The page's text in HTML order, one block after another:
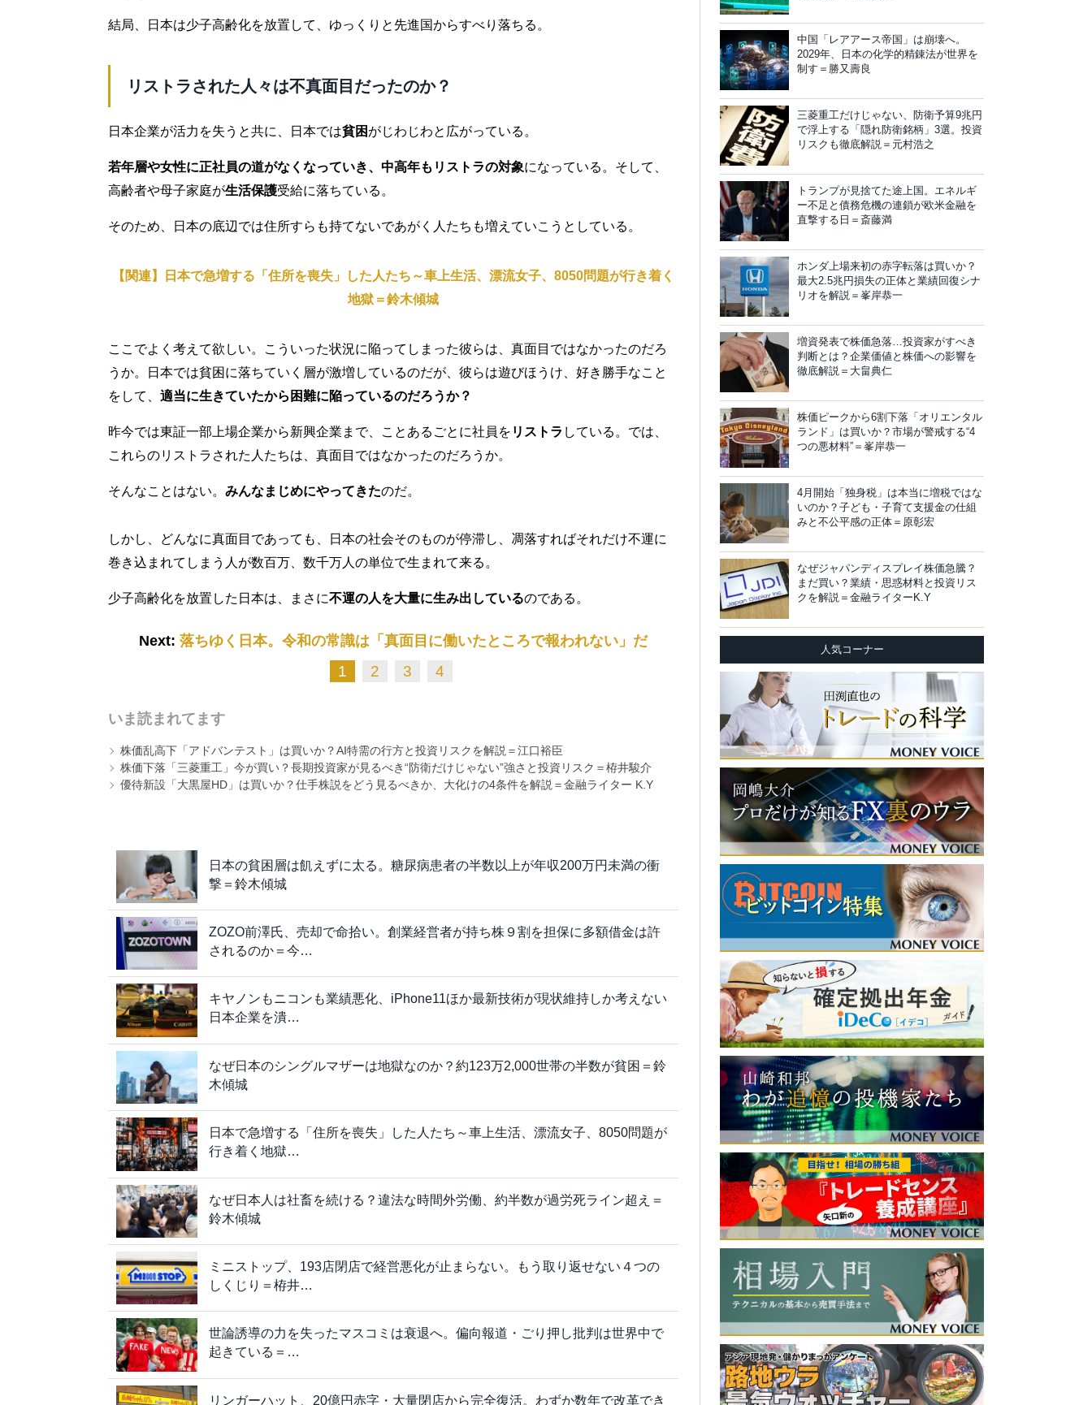
結局、日本は少子高齢化を放置して、ゆっくりと先進国からすべり落ちる。
リストラされた人々は不真面目だったのか？
日本企業が活力を失うと共に、日本では貧困がじわじわと広がっている。
若年層や女性に正社員の道がなくなっていき、中高年もリストラの対象になっている。そして、
高齢者や母子家庭が生活保護受給に落ちている。
そのため、日本の底辺では住所すらも持てないであがく人たちも増えていこうとしている。
【関連】日本で急増する「住所を喪失」した人たち～車上生活、漂流女子、8050問題が行き着く
地獄＝鈴木傾城
ここでよく考えて欲しい。こういった状況に陥ってしまった彼らは、真面目ではなかったのだろ
うか。日本では貧困に落ちていく層が激増しているのだが、彼らは遊びほうけ、好き勝手なこと
をして、 適当に生きていたから困難に陥っているのだろうか？
昨今では東証一部上場企業から新興企業まで、ことあるごとに社員を リストラ している。では、
これらのリストラされた人たちは、真面目ではなかったのだろうか。
そんなことはない。 みんなまじめにやってきたのだ。
しかし、どんなに真面目であっても、日本の社会そのものが停滞し、凋落すればそれだけ不運に
巻き込まれてしまう人が数百万、数千万人の単位で生まれて来る。
少子高齢化を放置した日本は、まさに不運の人を大量に生み出しているのである。
Next: 落ちゆく日本。令和の常識は「真面目に働いたところで報われない」だ
1 2 3 4
いま読まれてます
株価乱高下「アドバンテスト」は買いか？AI特需の行方と投資リスクを解説＝江口裕臣
株価下落「三菱重工」今が買い？長期投資家が見るべき“防衛だけじゃない”強さと投資リスク＝栫井駿介
優待新設「大黒屋HD」は買いか？仕手株説をどう見るべきか、大化けの4条件を解説＝金融ライター K.Y
日本の貧困層は飢えずに太る。糖尿病患者の半数以上が年収200万円未満の衝
撃＝鈴木傾城
ZOZO前澤氏、売却で命拾い。創業経営者が持ち株９割を担保に多額借金は許
されるのか＝今…
キヤノンもニコンも業績悪化、iPhone11ほか最新技術が現状維持しか考えない
日本企業を潰…
なぜ日本のシングルマザーは地獄なのか？約123万2,000世帯の半数が貧困＝鈴
木傾城
日本で急増する「住所を喪失」した人たち～車上生活、漂流女子、8050問題が
行き着く地獄…
なぜ日本人は社畜を続ける？違法な時間外労働、約半数が過労死ライン超え＝
鈴木傾城
ミニストップ、193店閉店で経営悪化が止まらない。もう取り返せない４つの
しくじり＝栫井…
世論誘導の力を失ったマスコミは衰退へ。偏向報道・ごり押し批判は世界中で
起きている＝…
リンガーハット、20億円赤字・大量閉店から完全復活。わずか数年で改革でき
中国「レアアース帝国」は崩壊へ。
2029年、日本の化学的精錬法が世界を
制す＝勝又壽良
三菱重工だけじゃない、防衛予算9兆円
で浮上する「隠れ防衛銘柄」3選。投資
リスクも徹底解説＝元村浩之
トランプが見捨てた途上国。エネルギ
ー不足と債務危機の連鎖が欧米金融を
直撃する日＝斎藤満
ホンダ上場来初の赤字転落は買いか？
最大2.5兆円損失の正体と業績回復シナ
リオを解説＝峯岸恭一
増資発表で株価急落…投資家がすべき
判断とは？企業価値と株価への影響を
徹底解説＝大畠典仁
株価ピークから6割下落「オリエンタル
ランド」は買いか？市場が警戒する“4
つの悪材料”＝峯岸恭一
4月開始「独身税」は本当に増税ではな
いのか？子ども・子育て支援金の仕組
みと不公平感の正体＝原彰宏
なぜジャパンディスプレイ株価急騰？
まだ買い？業績・思惑材料と投資リス
クを解説＝金融ライターK.Y
人気コーナー